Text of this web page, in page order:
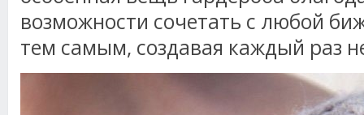
возможности сочетать с любой
тем самым, создавая каждый раз